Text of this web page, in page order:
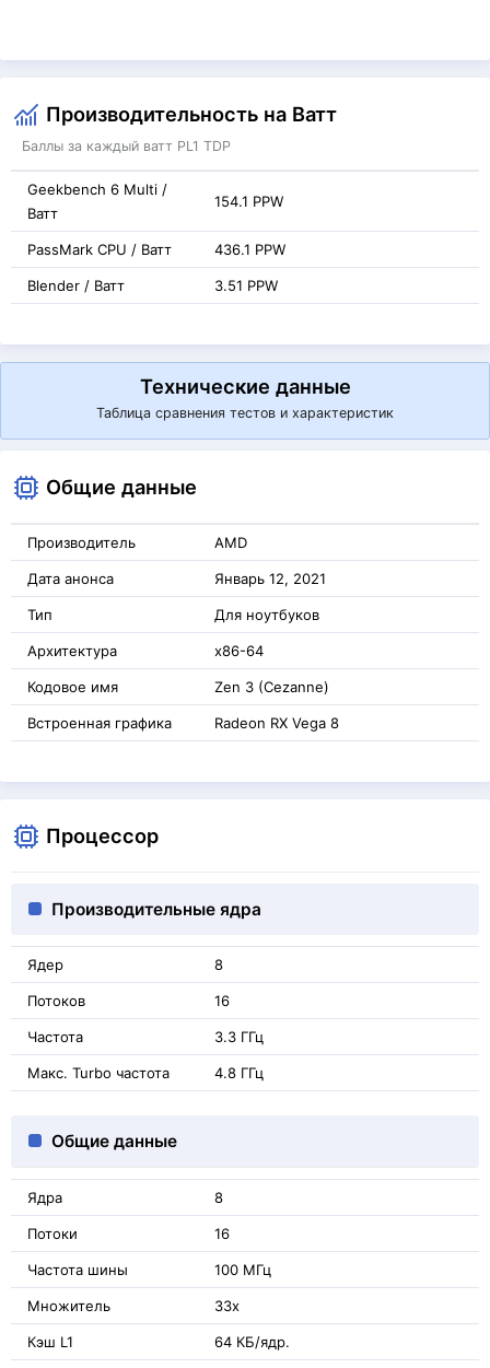
Производительность на Ватт
Баллы за каждый ватт PL1 TDP
Geekbench 6 Multi /
Ватт
154.1 PPW
PassMark CPU / Ватт 436.1 PPW
Blender / Ватт 3.51 PPW
Технические данные
Таблица сравнения тестов и характеристик
Общие данные
Производитель AMD
Дата анонса Январь 12, 2021
Тип Для ноутбуков
Архитектура x86-64
Кодовое имя Zen 3 (Cezanne)
Встроенная графика Radeon RX Vega 8
Процессор
Производительные ядра
Ядер 8
Потоков 16
Частота 3.3 ГГц
Макс. Turbo частота 4.8 ГГц
Общие данные
Ядра 8
Потоки 16
Частота шины 100 МГц
Множитель 33x
Кэш L1 64 КБ/ядр.